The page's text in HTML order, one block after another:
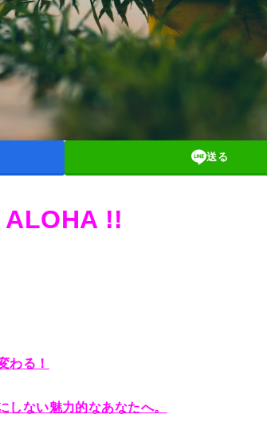
送る
ALOHA !!
わる！
ない魅力的なあなたへ。